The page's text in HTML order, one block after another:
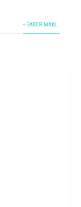
+ SABER MAIS...